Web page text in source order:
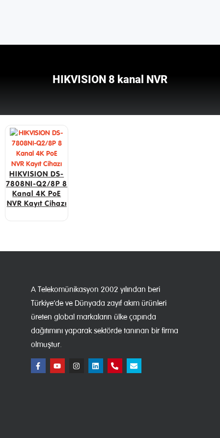
HIKVISION 8 kanal NVR
HIKVISION DS-
7808NI-Q2/8P 8
Kanal 4K PoE
NVR Kayıt Cihazı
A Telekomünikasyon 2002 yılından beri
Türkiye’de ve Dünyada zayıf akım ürünleri
üreten global markaların ülke çapında
dağıtımını yaparak sektörde tanınan bir firma
olmuştur.